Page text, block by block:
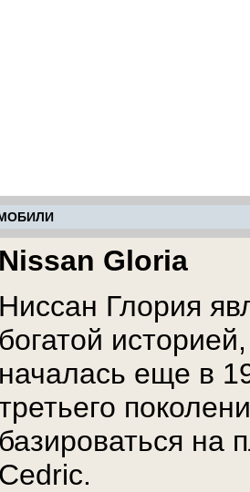
Nissan Gloria
Ниссан Глория
богатой
началась еще в
базироваться на
Cedric.